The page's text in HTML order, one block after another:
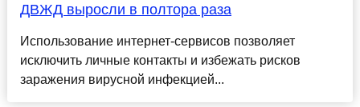
ДВЖД выросли в полтора раза
Использование интернет-сервисов позволяет
исключить личные контакты и избежать рисков
заражения вирусной инфекцией...